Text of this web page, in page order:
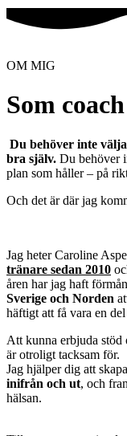
OM MIG
Som coach
Du behöver inte
bra själv. Du behöver
plan som håller – på
Och det är där jag
Jag heter Caroline
tränare sedan 2010
åren har jag haft
Sverige och Norden
häftigt att få vara en
Att kunna erbjuda stöd
är otroligt tacksam för.
Jag hjälper dig att skapa
inifrån och ut, och
hälsan.